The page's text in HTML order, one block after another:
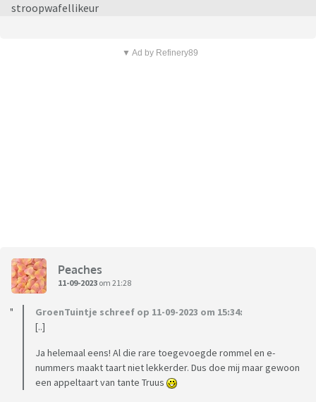
stroopwafellikeur
▼ Ad by Refinery89
Peaches
11-09-2023 om 21:28
GroenTuintje schreef op 11-09-2023 om 15:34:
[..]
Ja helemaal eens! Al die rare toegevoegde rommel en e-
nummers maakt taart niet lekkerder. Dus doe mij maar gewoon
een appeltaart van tante Truus